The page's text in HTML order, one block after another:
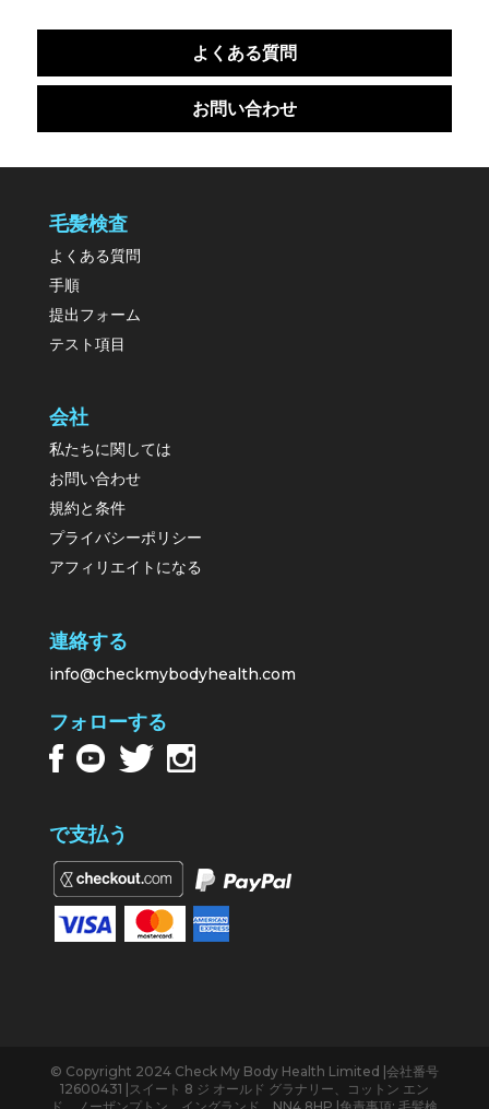
よくある質問
お問い合わせ
毛髪検査
よくある質問
手順
提出フォーム
テスト項目
会社
私たちに関しては
お問い合わせ
規約と条件
プライバシーポリシー
アフィリエイトになる
連絡する
info@checkmybodyhealth.com
フォローする
で支払う
© Copyright 2024 Check My Body Health Limited |会社番号
12600431 |スイート 8 ジ オールド グラナリー、コットン エン